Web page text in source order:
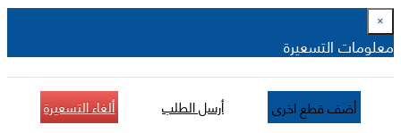
×
معلومات التسعيرة
أضف قطع اخرى أرسل الطلب ألغاء التسعيرة